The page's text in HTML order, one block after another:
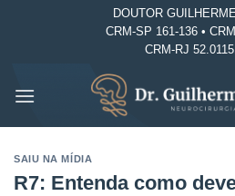
DOUTOR
CRM-SP 161-136 •
CRM-RJ
SAIU NA MÍDIA
R7: Entenda como